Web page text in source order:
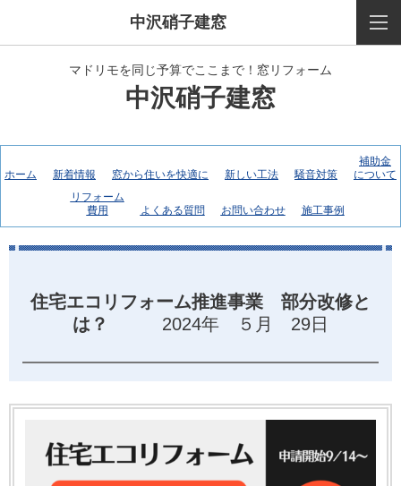
中沢硝子建窓
マドリモを同じ予算でここまで！窓リフォーム
中沢硝子建窓
ホーム 新着情報 窓から住いを快適に 新しい工法 騒音対策
補助金
について
リフォーム
費用
よくある質問 お問い合わせ 施工事例
住宅エコリフォーム推進事業 部分改修と
は？ 2024年 ５月 29日